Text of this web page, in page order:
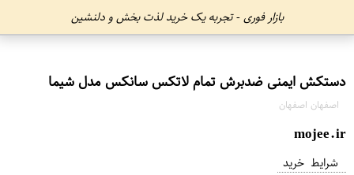
بازار فوری - تجربه یک خرید لذت بخش و دلنشین
دستکش ایمنی ضدبرش تمام لاتکس سانکس مدل شیما
اصفهان اصفهان
mojee.ir
شرایط خرید